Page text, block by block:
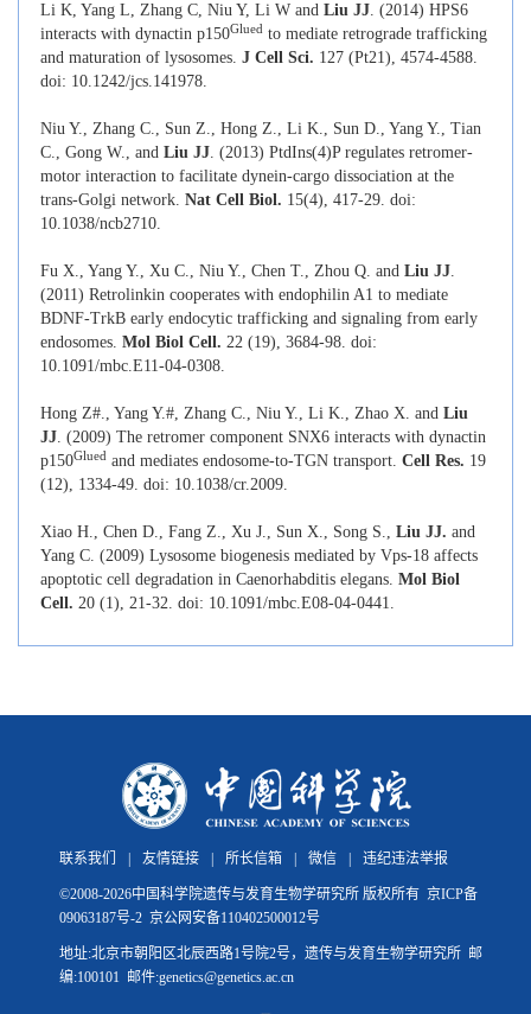
Li K, Yang L, Zhang C, Niu Y, Li W and Liu JJ. (2014) HPS6
interacts with dynactin p150Glued to mediate retrograde trafficking
and maturation of lysosomes. J Cell Sci. 127 (Pt21), 4574-4588.
doi: 10.1242/jcs.141978.
Niu Y., Zhang C., Sun Z., Hong Z., Li K., Sun D., Yang Y., Tian
C., Gong W., and Liu JJ. (2013) PtdIns(4)P regulates retromer-
motor interaction to facilitate dynein-cargo dissociation at the
trans-Golgi network. Nat Cell Biol. 15(4), 417-29. doi:
10.1038/ncb2710.
Fu X., Yang Y., Xu C., Niu Y., Chen T., Zhou Q. and Liu JJ.
(2011) Retrolinkin cooperates with endophilin A1 to mediate
BDNF-TrkB early endocytic trafficking and signaling from early
endosomes. Mol Biol Cell. 22 (19), 3684-98. doi:
10.1091/mbc.E11-04-0308.
Hong Z#., Yang Y.#, Zhang C., Niu Y., Li K., Zhao X. and Liu
JJ. (2009) The retromer component SNX6 interacts with dynactin
p150Glued and mediates endosome-to-TGN transport. Cell Res. 19
(12), 1334-49. doi: 10.1038/cr.2009.
Xiao H., Chen D., Fang Z., Xu J., Sun X., Song S., Liu JJ. and
Yang C. (2009) Lysosome biogenesis mediated by Vps-18 affects
apoptotic cell degradation in Caenorhabditis elegans. Mol Biol
Cell. 20 (1), 21-32. doi: 10.1091/mbc.E08-04-0441.
联系我们 友情链接 所长信箱 微信 违纪违法举报
©2008-2026中国科学院遗传与发育生物学研究所 版权所有 京ICP备
09063187号-2 京公网安备110402500012号
地址:北京市朝阳区北辰西路1号院2号，遗传与发育生物学研究所 邮
编:100101 邮件:genetics@genetics.ac.cn